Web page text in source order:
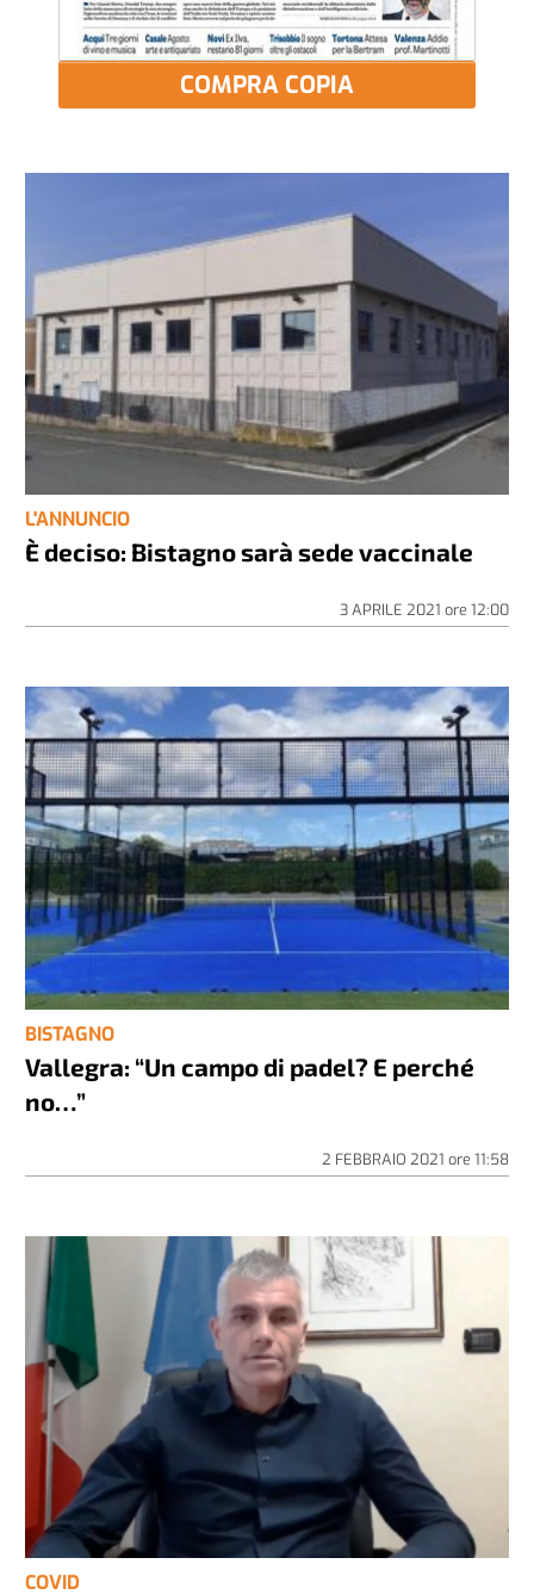
COMPRA COPIA
L'ANNUNCIO
È deciso: Bistagno sarà sede vaccinale
3 APRILE 2021 ore 12:00
BISTAGNO
Vallegra: “Un campo di padel? E perché
no…”
2 FEBBRAIO 2021 ore 11:58
COVID